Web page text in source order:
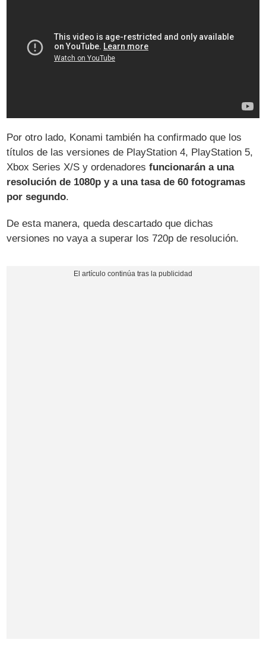
Por otro lado, Konami también ha confirmado que los
títulos de las versiones de PlayStation 4, PlayStation 5,
Xbox Series X/S y ordenadoresfuncionarán a una
resolución de 1080p y a una tasa de 60 fotogramas
por segundo.
De esta manera, queda descartado que dichas
versiones no vaya a superar los 720p de resolución.